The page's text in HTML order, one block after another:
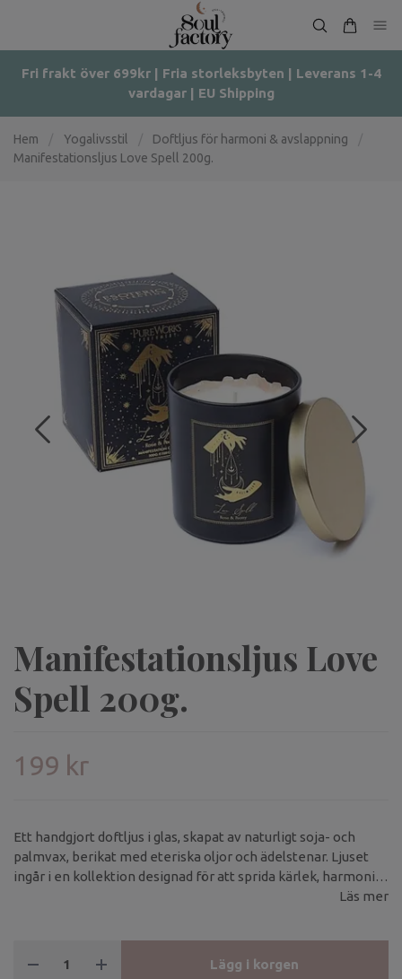
Fri frakt över 699kr | Fria storleksbyten | Leverans 1-4
vardagar | EU Shipping
Hem Yogalivsstil Doftljus för harmoni & avslappning
Manifestationsljus Love Spell 200g.
Manifestationsljus Love
Spell 200g.
199 kr
Ett handgjort doftljus i glas, skapat av naturligt soja- och
palmvax, berikat med eteriska oljor och ädelstenar. Ljuset
ingår i en kollektion designad för att sprida kärlek, harmoni
Läs mer
Lägg i korgen